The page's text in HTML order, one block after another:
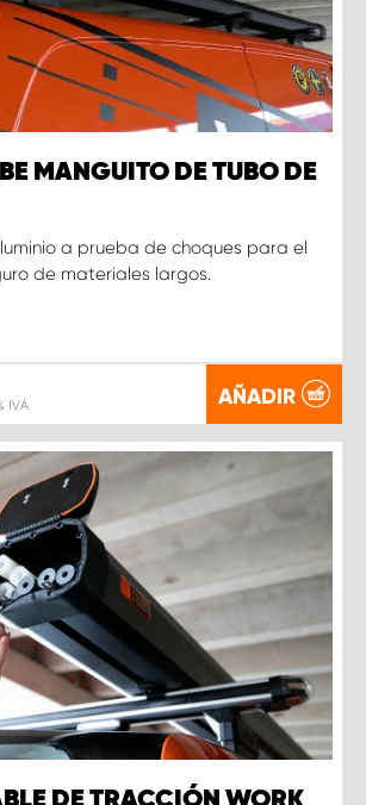
MANGUITO DE TUBO DE
a prueba de choques para el
de materiales largos.
IVA AÑADIR